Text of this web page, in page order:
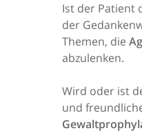
Ist der Patient
der
Themen, die
abzulenken.
Wird oder ist
und